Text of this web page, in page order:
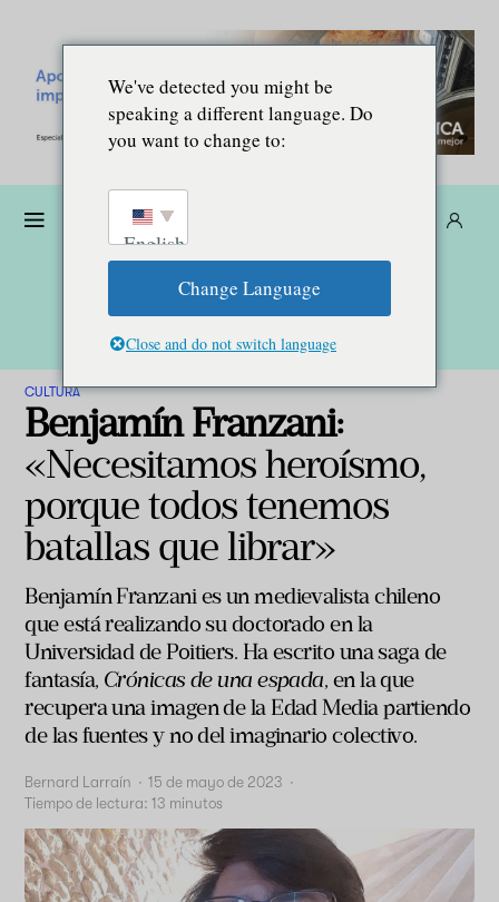
CULTURA
Benjamín Franzani:
«Necesitamos heroísmo,
porque todos tenemos
batallas que librar»
Benjamín Franzani es un medievalista chileno
que está realizando su doctorado en la
Universidad de Poitiers. Ha escrito una saga de
fantasía, Crónicas de una espada, en la que
recupera una imagen de la Edad Media partiendo
de las fuentes y no del imaginario colectivo.
Bernard Larraín · 15 de mayo de 2023 ·
Tiempo de lectura: 13 minutos
We've detected you might be
speaking a different language. Do
you want to change to:
English
Change Language
Close and do not switch language